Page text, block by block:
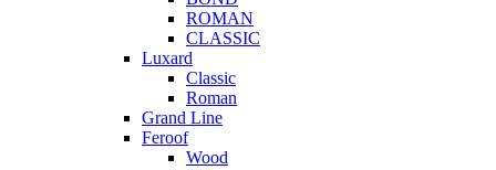
ROMAN
CLASSIC
Luxard
Classic
Roman
Grand Line
Feroof
Wood